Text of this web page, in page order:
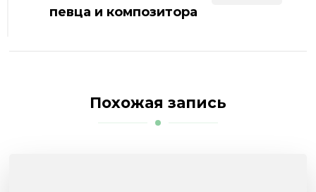
певца и композитора
Похожая запись